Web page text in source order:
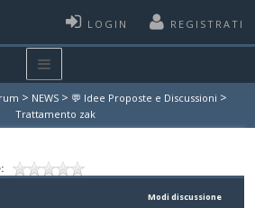
LOGIN REGISTRATI
> NEWS > 💬 Idee Proposte e Discussioni >
Trattamento zak
Modi discussione